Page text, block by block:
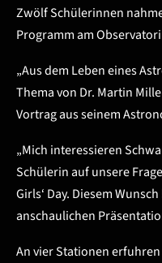
Zwölf Schülerinnen
Programm am
„Aus dem Leben eines
Thema von Dr. Martin
Vortrag aus seinem
„Mich interessieren
Schülerin auf unsere
Girls‘ Day. Diesem
anschaulichen
An vier Stationen